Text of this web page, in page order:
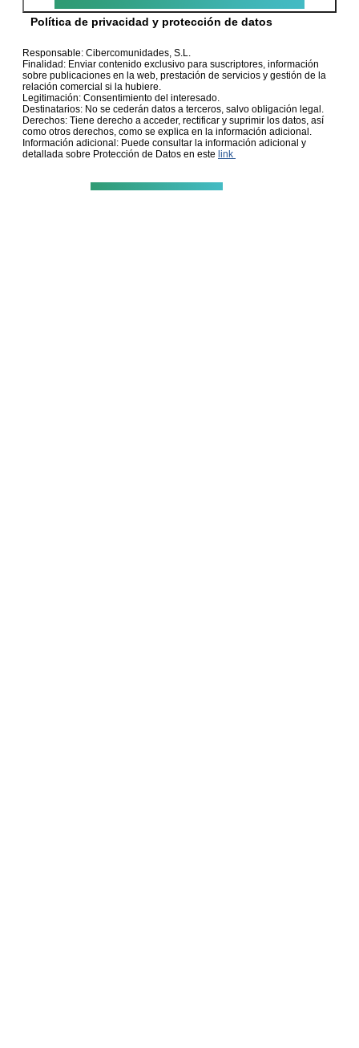
Política de privacidad y protección de datos
Responsable: Cibercomunidades, S.L.
Finalidad: Enviar contenido exclusivo para suscriptores, información
sobre publicaciones en la web, prestación de servicios y gestión de la
relación comercial si la hubiere.
Legitimación: Consentimiento del interesado.
Destinatarios: No se cederán datos a terceros, salvo obligación legal.
Derechos: Tiene derecho a acceder, rectificar y suprimir los datos, así
como otros derechos, como se explica en la información adicional.
Información adicional: Puede consultar la información adicional y
detallada sobre Protección de Datos en este link